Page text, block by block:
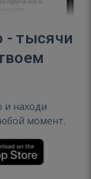
- тысячи
и находи
момент.